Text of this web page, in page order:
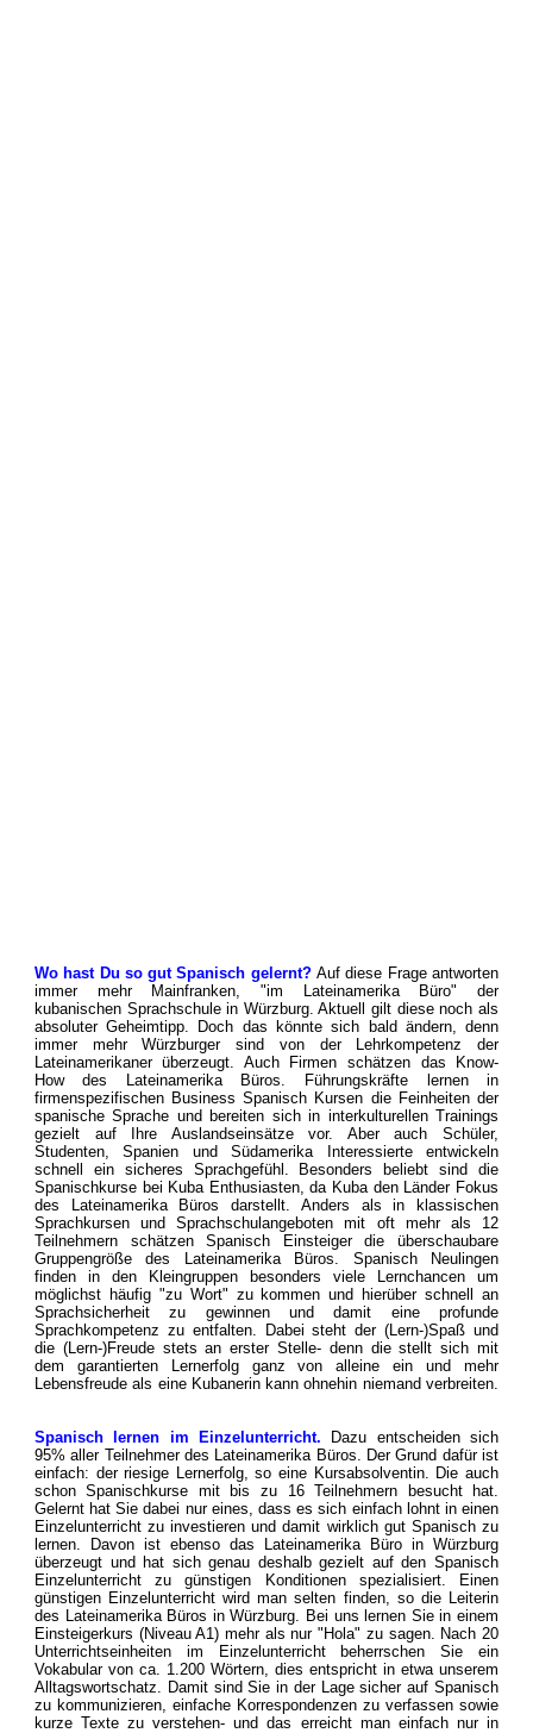
Wo hast Du so gut Spanisch gelernt?Auf diese Frage antworten
immer mehr Mainfranken, "im Lateinamerika Büro" der
kubanischen Sprachschule in Würzburg. Aktuell gilt diese noch als
absoluter Geheimtipp. Doch das könnte sich bald ändern, denn
immer mehr Würzburger sind von der Lehrkompetenz der
Lateinamerikaner überzeugt. Auch Firmen schätzen das Know-
How des Lateinamerika Büros. Führungskräfte lernen in
firmenspezifischen Business Spanisch Kursen die Feinheiten der
spanische Sprache und bereiten sich in interkulturellen Trainings
gezielt auf Ihre Auslandseinsätze vor. Aber auch Schüler,
Studenten, Spanien und Südamerika Interessierte entwickeln
schnell ein sicheres Sprachgefühl. Besonders beliebt sind die
Spanischkurse bei Kuba Enthusiasten, da Kuba den Länder Fokus
des Lateinamerika Büros darstellt. Anders als in klassischen
Sprachkursen und Sprachschulangeboten mit oft mehr als 12
Teilnehmern schätzen Spanisch Einsteiger die überschaubare
Gruppengröße des Lateinamerika Büros. Spanisch Neulingen
finden in den Kleingruppen besonders viele Lernchancen um
möglichst häufig "zu Wort" zu kommen und hierüber schnell an
Sprachsicherheit zu gewinnen und damit eine profunde
Sprachkompetenz zu entfalten. Dabei steht der (Lern-)Spaß und
die (Lern-)Freude stets an erster Stelle- denn die stellt sich mit
dem garantierten Lernerfolg ganz von alleine ein und mehr
Lebensfreude als eine Kubanerin kann ohnehin niemand verbreiten.
Spanisch lernen im Einzelunterricht.
Dazu entscheiden sich
95% aller Teilnehmer des Lateinamerika Büros. Der Grund dafür ist
einfach: der riesige Lernerfolg, so eine Kursabsolventin. Die auch
schon Spanischkurse mit bis zu 16 Teilnehmern besucht hat.
Gelernt hat Sie dabei nur eines, dass es sich einfach lohnt in einen
Einzelunterricht zu investieren und damit wirklich gut Spanisch zu
lernen. Davon ist ebenso das Lateinamerika Büro in Würzburg
überzeugt und hat sich genau deshalb gezielt auf den Spanisch
Einzelunterricht zu günstigen Konditionen spezialisiert. Einen
günstigen Einzelunterricht wird man selten finden, so die Leiterin
des Lateinamerika Büros in Würzburg. Bei uns lernen Sie in einem
Einsteigerkurs (Niveau A1) mehr als nur "Hola" zu sagen. Nach 20
Unterrichtseinheiten im Einzelunterricht beherrschen Sie ein
Vokabular von ca. 1.200 Wörtern, dies entspricht in etwa unserem
Alltagswortschatz. Damit sind Sie in der Lage sicher auf Spanisch
zu kommunizieren, einfache Korrespondenzen zu verfassen sowie
kurze Texte zu verstehen- und das erreicht man einfach nur in